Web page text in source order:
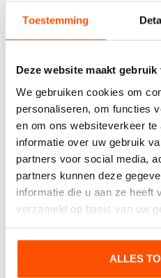
Toestemming
Deze website maakt gebruik
We gebruiken cookies om
personaliseren, om functies
en om ons websiteverkeer
informatie over uw gebruik
partners voor social media,
partners kunnen deze
informatie die u aan ze heeft
verzameld op basis van uw
ALLES
Stoepbord op statief:
door de sterke veren in
Welke
Welke soort stoepbord
bijvoorbeeld waterdicht,
zijn? Kortom: wat zijn de
beste stoepbord voor u?
de volgende punten:
wisselen?
Is het bord voor